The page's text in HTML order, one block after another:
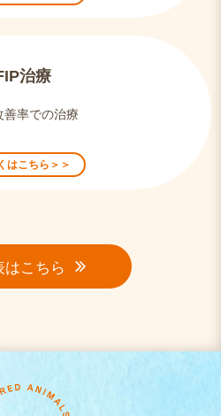
治療
善率での治療
はこちら＞＞
はこちら